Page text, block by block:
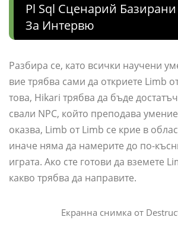
Pl Sql Сценарий
За Интервю
Разбира се, като всички научени
вие трябва сами да откриете Limb
това, Hikari трябва да бъде
свали NPC, който преподава
оказва, Limb от Limb се крие в
иначе няма да намерите до по-
играта. Ако сте готови да вземете
какво трябва да направите.
Екранна снимка от